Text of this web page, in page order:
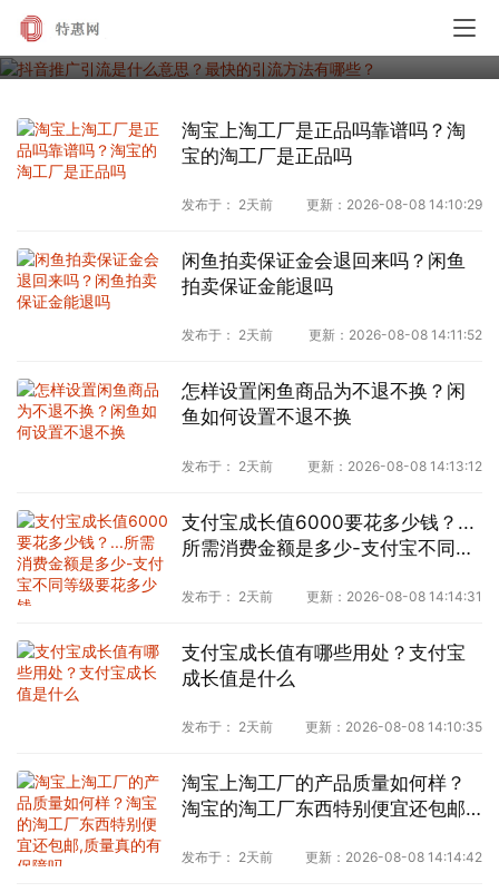
抖音推广引流是什么意思？最快的引流方法有哪
些？
淘宝上淘工厂是正品吗靠谱吗？淘
宝的淘工厂是正品吗
发布于： 2天前 更新： 2026-08-08 14:10:29
闲鱼拍卖保证金会退回来吗？闲鱼
拍卖保证金能退吗
发布于： 2天前 更新： 2026-08-08 14:11:52
怎样设置闲鱼商品为不退不换？闲
鱼如何设置不退不换
发布于： 2天前 更新： 2026-08-08 14:13:12
支付宝成长值6000要花多少钱？...
所需消费金额是多少-支付宝不同等
发布于： 2天前 更新： 2026-08-08 14:14:31
支付宝成长值有哪些用处？支付宝
成长值是什么
发布于： 2天前 更新： 2026-08-08 14:10:35
淘宝上淘工厂的产品质量如何样？
淘宝的淘工厂东西特别便宜还包邮,
发布于： 2天前 更新： 2026-08-08 14:14:42